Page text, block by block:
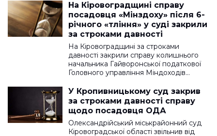
На Кіровоградщині справу
посадовця «Мінздоху» після 6-
річного «тління» у суді закрили
за строками давності
На Кіровоградщині за строками
давності закрили справу колишнього
начальника Гайворонської податкової
Головного управління Міндоходів…
У Кропивницькому суд закрив
за строками давності справу
щодо посадовця ОДА
Олександрійський міськрайонний суд
Кіровоградської області звільнив від